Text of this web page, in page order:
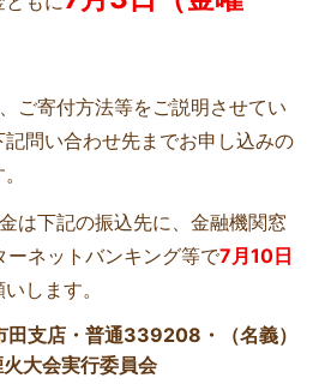
ご寄付方法等をご説明させてい
問い合わせ先までお申し込みの
は下記の振込先に、金融機関窓
ーネットバンキング等で7月10日
します。
田支店・普通339208・（名義）
大会実行委員会